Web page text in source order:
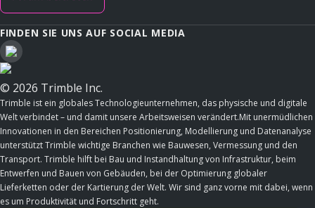
FINDEN SIE UNS AUF SOCIAL MEDIA
© 2026 Trimble Inc.
Trimble ist ein globales Technologieunternehmen, das physische und digitale
Welt verbindet – und damit unsere Arbeitsweisen verändert.Mit unermüdlichen
Innovationen in den Bereichen Positionierung, Modellierung und Datenanalyse
unterstützt Trimble wichtige Branchen wie Bauwesen, Vermessung und den
Transport. Trimble hilft bei Bau und Instandhaltung von Infrastruktur, beim
Entwerfen und Bauen von Gebäuden, bei der Optimierung globaler
Lieferketten oder der Kartierung der Welt. Wir sind ganz vorne mit dabei, wenn
es um Produktivität und Fortschritt geht.